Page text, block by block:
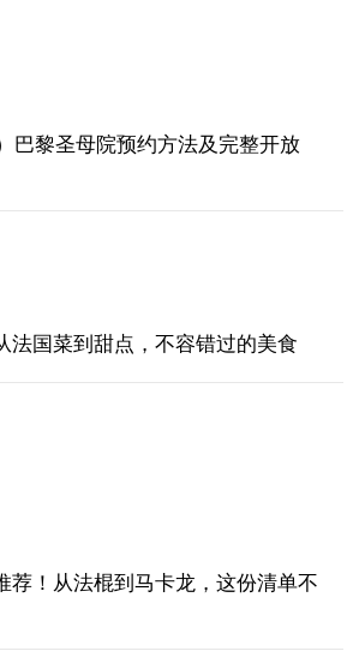
巴黎圣母院预约方法及完整开放
法国菜到甜点，不容错过的美食
荐！从法棍到马卡龙，这份清单不